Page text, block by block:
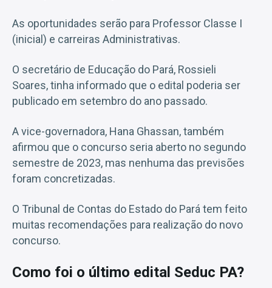
As oportunidades serão para Professor Classe I
(inicial) e carreiras Administrativas.
O secretário de Educação do Pará, Rossieli
Soares, tinha informado que o edital poderia ser
publicado em setembro do ano passado.
A vice-governadora, Hana Ghassan, também
afirmou que o concurso seria aberto no segundo
semestre de 2023, mas nenhuma das previsões
foram concretizadas.
O Tribunal de Contas do Estado do Pará tem feito
muitas recomendações para realização do novo
concurso.
Como foi o último edital Seduc PA?